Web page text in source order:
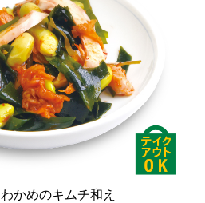
かめのキムチ和え